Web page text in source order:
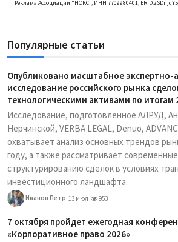
Реклама Ассоциации "НОКС", ИНН 7709980401,
Популярные статьи
Опубликовано масштабное экспертно-
исследование российского рынка
технологическими активами по итогам
Исследование, подготовленное АЛРУД,
Нерчинской, VERBA LEGAL, Denuo,
охватывает анализ основных трендов
году, а также рассматривает
структурированию сделок в условиях
инвестиционного ландшафта.
Иванов Петр 13 июл 953
7 октября пройдет ежегодная
«Корпоративное право 2026»